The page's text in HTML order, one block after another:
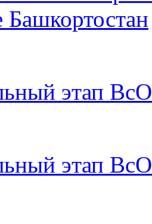
Башкортостан
этап
этап